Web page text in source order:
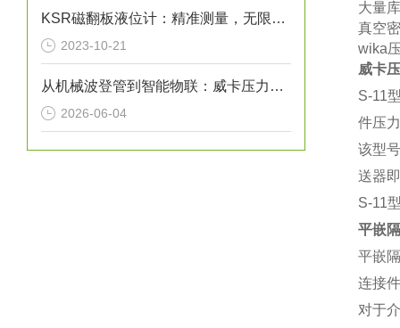
KSR磁翻板液位计：精准测量，无限可能
2023-10-21
从机械波登管到智能物联：威卡压力表如何赋能工业？
2026-06-04
大量
真空
wika
威卡
S-11
件压
该型
送器
S-11
平嵌
平嵌
连接
对于